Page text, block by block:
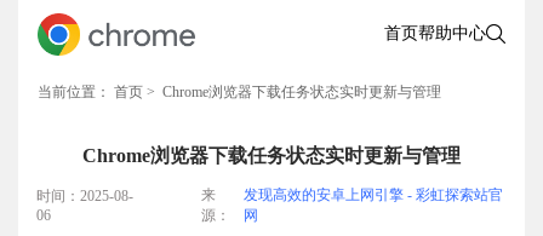
首页帮助中心
当前位置： 首页 > Chrome浏览器下载任务状态实时更新与管理
Chrome浏览器下载任务状态实时更新与管理
时间：2025-08-
06
来
源：
发现高效的安卓上网引擎 - 彩虹探索站官
网